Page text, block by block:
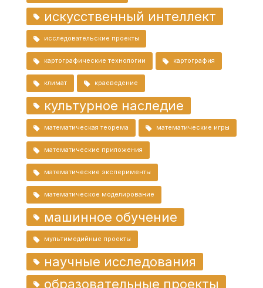
искусственный интеллект
исследовательские проекты
картографические технологии картография
климат краеведение
культурное наследие
математическая теорема математические игры
математические приложения
математические эксперименты
математическое моделирование
машинное обучение
мультимедийные проекты
научные исследования
образовательные проекты